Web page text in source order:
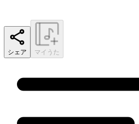
シェア マイうた